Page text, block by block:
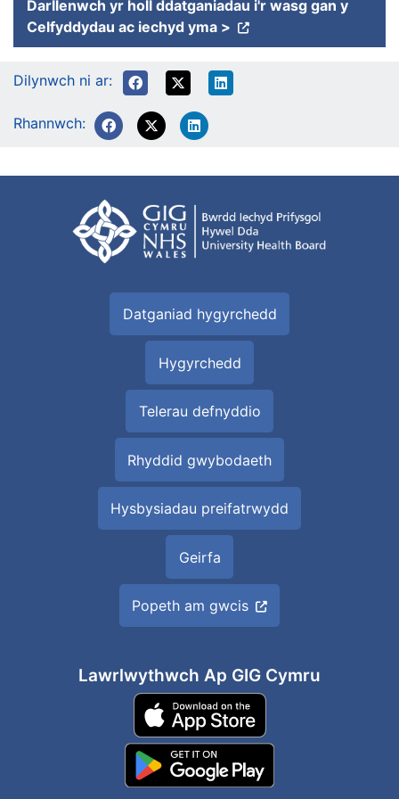
Darllenwch yr holl ddatganiadau i'r wasg gan y
Celfyddydau ac iechyd yma >
Dilynwch ni ar:
Rhannwch:
Datganiad hygyrchedd
Hygyrchedd
Telerau defnyddio
Rhyddid gwybodaeth
Hysbysiadau preifatrwydd
Geirfa
Popeth am gwcis
Lawrlwythwch Ap GIG Cymru